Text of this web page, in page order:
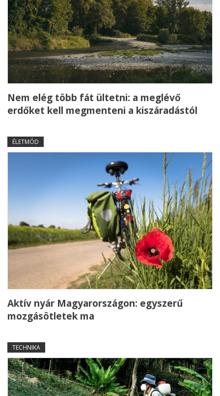
Nem elég több fát ültetni: a meglévő
erdőket kell megmenteni a kiszáradástól
ÉLETMÓD
Aktív nyár Magyarországon: egyszerű
mozgásötletek ma
TECHNIKA